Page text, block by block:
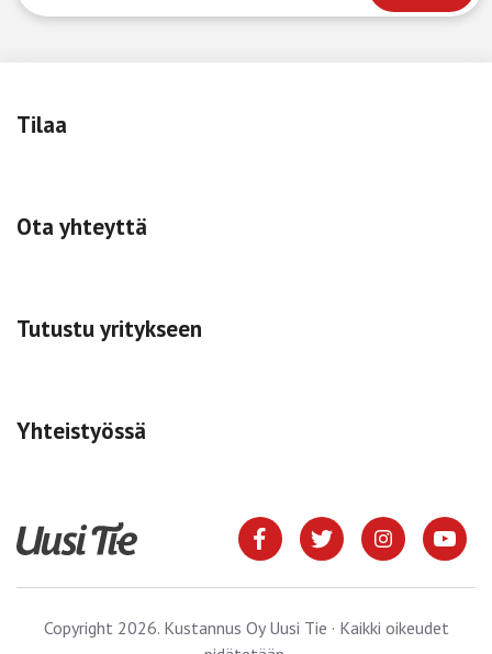
Tilaa
Ota yhteyttä
Tutustu yritykseen
Yhteistyössä
Copyright 2026. Kustannus Oy Uusi Tie · Kaikki oikeudet